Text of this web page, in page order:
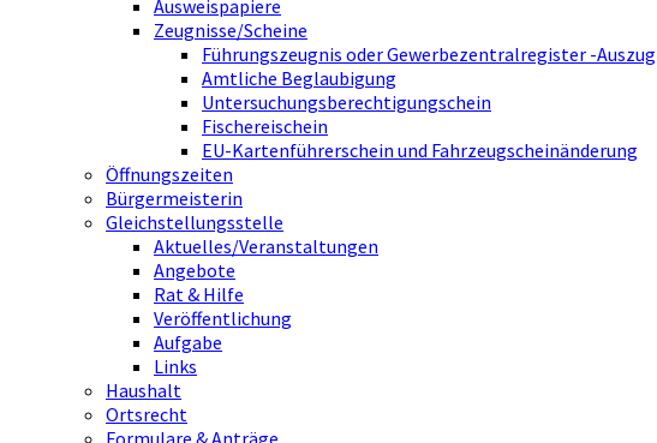
Ausweispapiere
Zeugnisse/Scheine
Führungszeugnis oder Gewerbezentralregister -Auszug
Amtliche Beglaubigung
Untersuchungsberechtigungschein
Fischereischein
EU-Kartenführerschein und Fahrzeugscheinänderung
Öffnungszeiten
Bürgermeisterin
Gleichstellungsstelle
Aktuelles/Veranstaltungen
Angebote
Rat & Hilfe
Veröffentlichung
Aufgabe
Links
Haushalt
Ortsrecht
Formulare & Anträge